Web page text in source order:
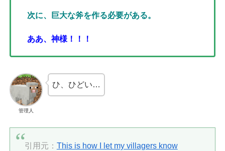
次に、巨大な斧を作る必要がある。
ああ、神様！！！
管理人
ひ、ひどい…
引用元： This is how I let my villagers know